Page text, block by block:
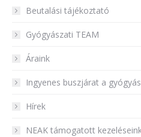
Beutalási tájékoztató
Gyógyászati TEAM
Áraink
Ingyenes buszjárat a
Hírek
NEAK támogatott